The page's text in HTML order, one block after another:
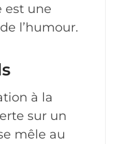
est une
l’humour.
à la
sur un
mêle au